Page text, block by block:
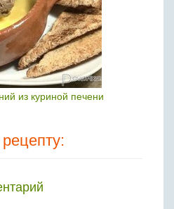
из куриной печени